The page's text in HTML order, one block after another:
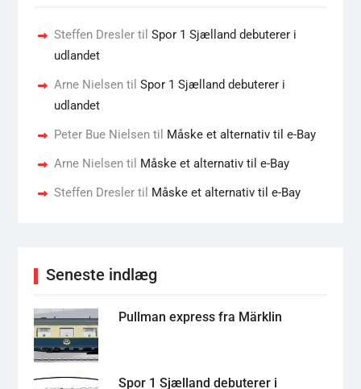
Steffen Dreslertil Spor 1 Sjælland debuterer i
udlandet
Arne Nielsentil Spor 1 Sjælland debuterer i
udlandet
Peter Bue Nielsentil Måske et alternativ til e-Bay
Arne Nielsentil Måske et alternativ til e-Bay
Steffen Dreslertil Måske et alternativ til e-Bay
Seneste indlæg
Pullman express fra Märklin
Spor 1 Sjælland debuterer i